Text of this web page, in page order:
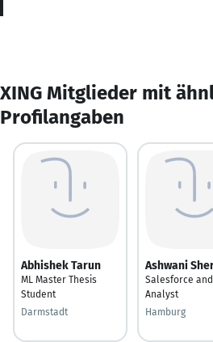
XING Mitglieder mit
Profilangaben
Abhishek Tarun
ML Master Thesis
Student
Darmstadt
Ashwani
Salesforce
Analyst
Hamburg